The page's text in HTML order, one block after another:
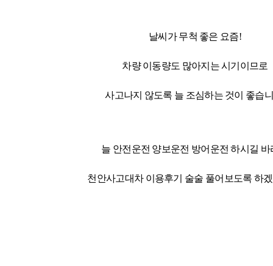
날씨가 무척 좋은 요즘!
차량 이동량도 많아지는 시기이므로
사고나지 않도록 늘 조심하는 것이 좋습
늘 안전운전 양보운전 방어운전 하시길 바
천안사고대차 이용후기 술술 풀어보도록 하